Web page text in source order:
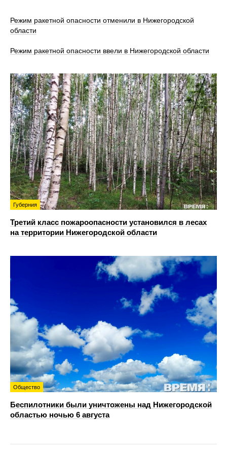
Режим ракетной опасности отменили в Нижегородской
области
Режим ракетной опасности ввели в Нижегородской области
Губерния
Третий класс пожароопасности установился в лесах
на территории Нижегородской области
Общество
Беспилотники были уничтожены над Нижегородской
областью ночью 6 августа